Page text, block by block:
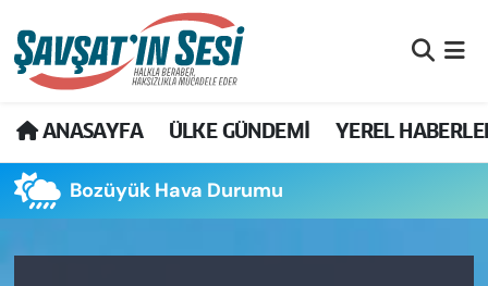
ANASAYFA ÜLKE GÜNDEMİ YEREL
Bozüyük Hava Durumu
Artvin Nöbetçi Eczaneler
Artvin Hava Durumu
Artvin Namaz Vakitleri